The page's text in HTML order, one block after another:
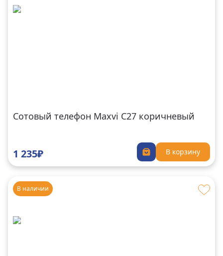
Сотовый телефон Maxvi C27 коричневый
1 235₽ В корзину
В наличии